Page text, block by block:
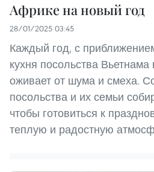
Африке на новый год
28/01/2025 03:45
Каждый год, с
кухня посольства
оживает от шума и смеха.
посольства и их семьи
чтобы готовиться к
теплую и радостную